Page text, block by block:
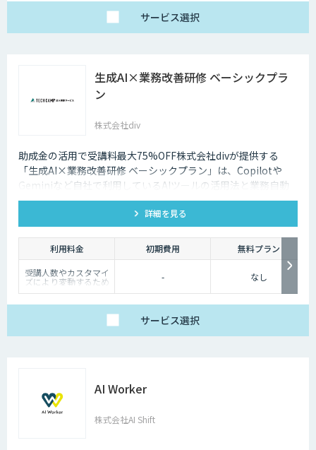
サービス選択
生成AI×業務改善研修 ベーシックプラ
ン
株式会社div
助成金の活用で受講料最大75%OFF株式会社divが提供する
「生成AI×業務改善研修 ベーシックプラン」は、Copilotや
Geminiなど自社で利用しているAIツールの活用法と業務自動
化の考え方をeラーニング+伴走で学べる研修です。
詳細を見る
利用料金 初期費用
無料プラン
受講人数やカスタマイ
ズにより変動するため
お問い合わせください
- なし
サービス選択
AI Worker
株式会社AI Shift